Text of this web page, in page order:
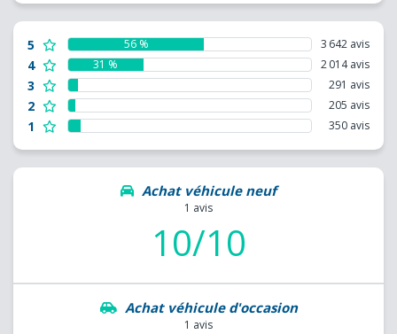
5 56 % 3 642 avis
4 31 % 2 014 avis
3 291 avis
2 205 avis
1 350 avis
Achat véhicule neuf
1 avis
10/10
Achat véhicule d'occasion
1 avis